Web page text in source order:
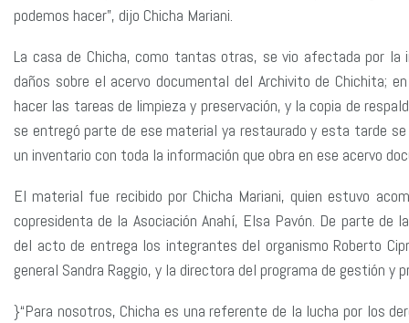
podemos hacer”, dijo Chicha Mariani.
La casa de Chicha, como tantas otras, se vio afectada por la
daños sobre el acervo documental del Archivito de Chichita;
hacer las tareas de limpieza y preservación, y la copia de
se entregó parte de ese material ya restaurado y esta tarde
un inventario con toda la información que obra en ese acervo
El material fue recibido por Chicha Mariani, quien estuvo
copresidenta de la Asociación Anahí, Elsa Pavón. De parte de
del acto de entrega los integrantes del organismo Roberto
general Sandra Raggio, y la directora del programa de gestión y
}“Para nosotros, Chicha es una referente de la lucha por los